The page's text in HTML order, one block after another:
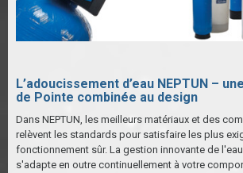
L’adoucissement d’eau NEPTUN –
de Pointe combinée au design
Dans NEPTUN, les meilleurs matériaux et des
relèvent les standards pour satisfaire les plus
fonctionnement sûr. La gestion innovante de
s'adapte en outre continuellement à votre